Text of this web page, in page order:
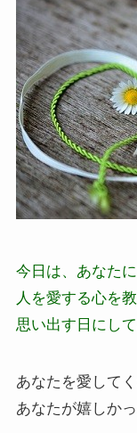
今日は、あなたに
人を愛する心を
思い出す日にし
あなたを愛してく
あなたが嬉しか